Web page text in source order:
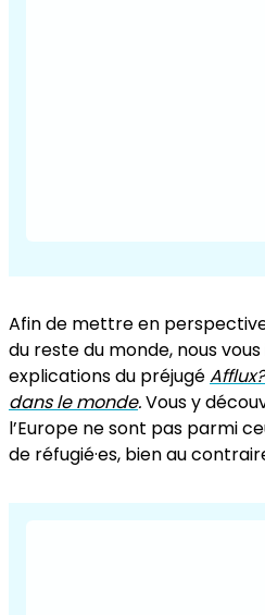
Afin de mettre en
du reste du monde, nous
explications du préjugé
dans le monde.Vous y
l’Europe ne sont pas parmi
de réfugié·es, bien au